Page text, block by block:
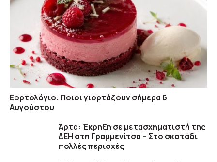
Εορτολόγιο: Ποιοι γιορτάζουν σήμερα 6
Αυγούστου
Άρτα: Έκρηξη σε μετασχηματιστή της
ΔΕΗ στη Γραμμενίτσα – Στο σκοτάδι
πολλές περιοχές